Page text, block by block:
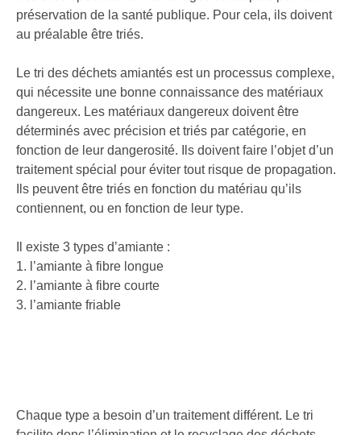
préservation de la santé publique. Pour cela, ils doivent
au préalable être triés.
Le tri des déchets amiantés est un processus complexe,
qui nécessite une bonne connaissance des matériaux
dangereux. Les matériaux dangereux doivent être
déterminés avec précision et triés par catégorie, en
fonction de leur dangerosité. Ils doivent faire l’objet d’un
traitement spécial pour éviter tout risque de propagation.
Ils peuvent être triés en fonction du matériau qu’ils
contiennent, ou en fonction de leur type.
Il existe 3 types d’amiante :
1. l’amiante à fibre longue
2. l’amiante à fibre courte
3. l’amiante friable
Chaque type a besoin d’un traitement différent. Le tri